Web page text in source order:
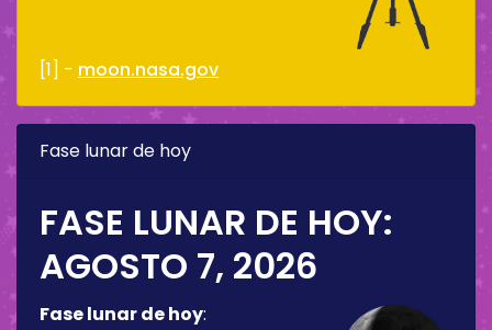
[1] - moon.nasa.gov
Fase lunar de hoy
FASE LUNAR DE HOY:
AGOSTO 7, 2026
Fase lunar de hoy: